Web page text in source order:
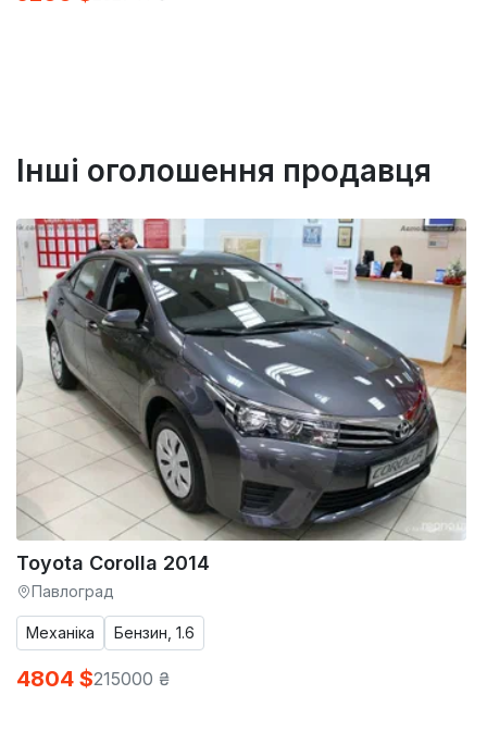
Інші оголошення продавця
Toyota Corolla 2014
Павлоград
Механіка Бензин, 1.6
4804 $215000 ₴